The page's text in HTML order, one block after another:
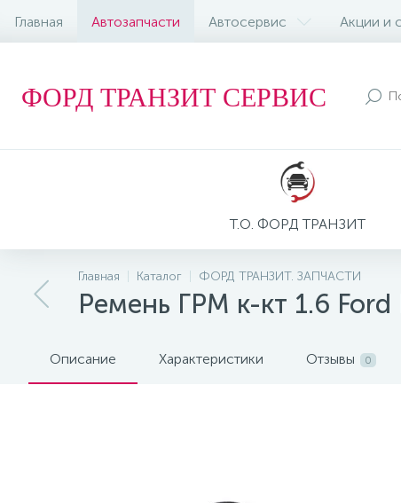
Главная Автозапчасти Автосервис Акции и
ФОРД ТРАНЗИТ СЕРВИС
Т.О. ФОРД ТРАНЗИТ
Главная Каталог ФОРД ТРАНЗИТ. ЗАПЧАСТИ
Ремень ГРМ к-кт 1.6
Описание Характеристики Отзывы 0